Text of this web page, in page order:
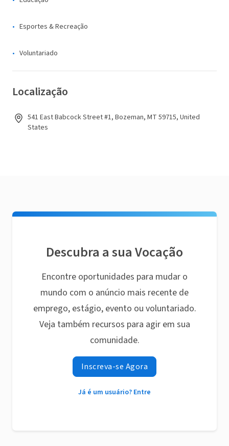
Esportes & Recreação
Voluntariado
Localização
541 East Babcock Street #1, Bozeman, MT 59715, United
States
Descubra a sua Vocação
Encontre oportunidades para mudar o
mundo com o anúncio mais recente de
emprego, estágio, evento ou voluntariado.
Veja também recursos para agir em sua
comunidade.
Inscreva-se Agora
Já é um usuário? Entre